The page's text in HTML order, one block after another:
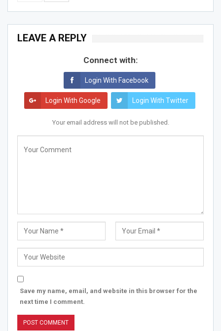
LEAVE A REPLY
Connect with:
Login With Facebook
Login With Google Login With Twitter
Your email address will not be published.
Save my name, email, and website in this browser for the
next time I comment.